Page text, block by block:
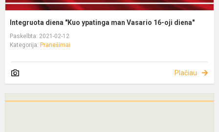
Integruota diena "Kuo ypatinga man Vasario 16-oji diena"
Paskelbta: 2021-02-12
Kategorija: Pranešimai
Plačiau